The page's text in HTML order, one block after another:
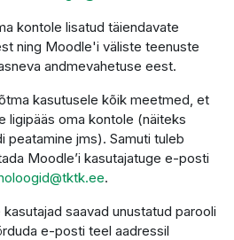
kontole lisatud täiendavate
ning Moodle'i väliste teenuste
andmevahetuse eest.
kasutusele kõik meetmed, et
ligipääs oma kontole (näiteks
peatamine jms). Samuti tuleb
Moodle’i kasutajatuge e-posti
.
saavad unustatud parooli
e-posti teel aadressil